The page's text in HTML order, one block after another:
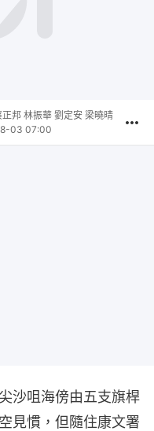
邦 林振華 劉定安 梁曉晴
03 07:00
沙咀海傍由五支旗桿
見慣，但隨住康文署